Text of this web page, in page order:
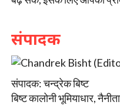
संपादक
संपादक: चन्द्रेक बिष्ट
बिष्ट कालोनी भूमियाधार,